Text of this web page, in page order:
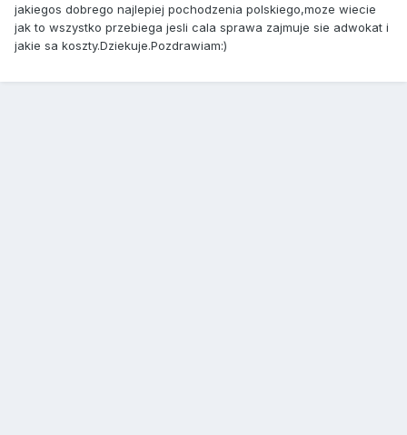
jakiegos dobrego najlepiej pochodzenia polskiego,moze wiecie
jak to wszystko przebiega jesli cala sprawa zajmuje sie adwokat i
jakie sa koszty.Dziekuje.Pozdrawiam:)